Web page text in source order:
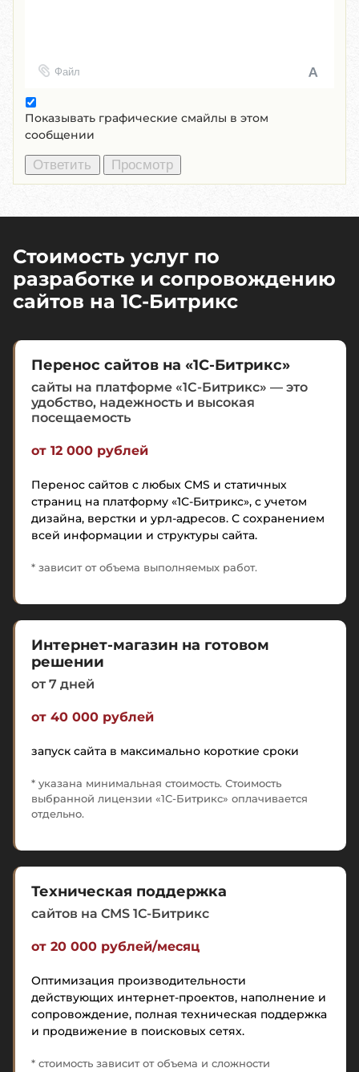
Файл
Показывать графические смайлы в этом
сообщении
Стоимость услуг по
разработке и сопровождению
сайтов на 1C-Битрикс
Перенос сайтов на «1С-Битрикс»
сайты на платформе «1С-Битрикс» — это
удобство, надежность и высокая
посещаемость
от 12 000 рублей
Перенос сайтов с любых CMS и статичных
страниц на платформу «1С-Битрикс», с учетом
дизайна, верстки и урл-адресов. С сохранением
всей информации и структуры сайта.
* зависит от объема выполняемых работ.
Интернет-магазин на готовом
решении
от 7 дней
от 40 000 рублей
запуск сайта в максимально короткие сроки
* указана минимальная стоимость. Стоимость
выбранной лицензии «1С-Битрикс» оплачивается
отдельно.
Техническая поддержка
сайтов на CMS 1C-Битрикс
от 20 000 рублей/месяц
Оптимизация производительности
действующих интернет-проектов, наполнение и
сопровождение, полная техническая поддержка
и продвижение в поисковых сетях.
* стоимость зависит от объема и сложности